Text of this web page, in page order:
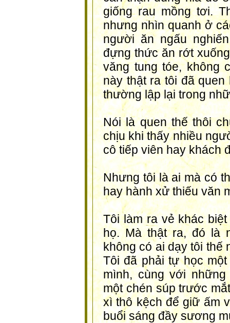
giống rau mồng tơi.
nhưng nhìn quanh ở
người ăn ngấu
đựng thức ăn rớt
văng tung tóe, không
này thật ra tôi đã
thường lập lại trong
Nói là quen thế thôi
chịu khi thấy nhiều
cô tiếp viên hay khách
Nhưng tôi là ai mà có
hay hành xử thiếu văn
Tôi làm ra vẻ khác
họ. Mà thật ra, đó là
không có ai dạy tôi thế
Tôi đã phải tự học
mình, cùng với
một chén súp trước
xì thô kệch để giữ ấm
buổi sáng đầy sương